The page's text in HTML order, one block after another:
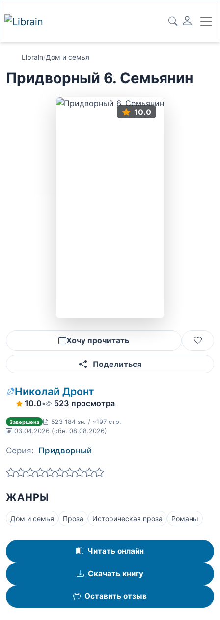
Librain/Дом и семья
Придворный 6. Семьянин
10.0
Хочу прочитать
Поделиться
Николай Дронт
10.0• 523 просмотра
Завершена
523 184 зн. / ~197 стр.
03.04.2026 (обн. 08.08.2026)
Серия: Придворный
ЖАНРЫ
Дом и семья Проза Историческая проза Романы
Читать онлайн
Скачать книгу
Оставить отзыв